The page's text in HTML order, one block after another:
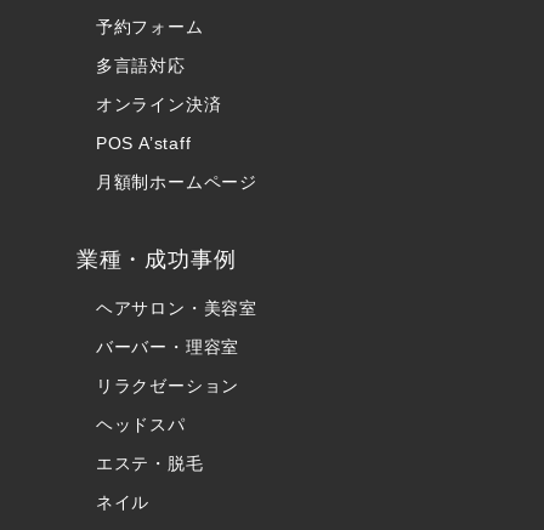
予約フォーム
多言語対応
オンライン決済
POS A’staff
月額制ホームページ
業種・成功事例
ヘアサロン・美容室
バーバー・理容室
リラクゼーション
ヘッドスパ
エステ・脱毛
ネイル